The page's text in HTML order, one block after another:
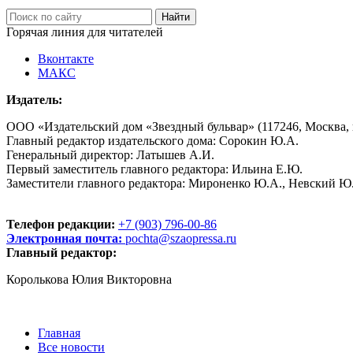
Горячая линия для читателей
Вконтакте
МАКС
Издатель:
ООО «Издательский дом «Звездный бульвар» (117246,
Главный редактор издательского дома: Сорокин Ю.А.
Генеральный директор: Латышев А.И.
Первый заместитель главного редактора: Ильина Е.Ю.
Заместители главного редактора: Мироненко Ю.А.,
Телефон редакции: +7 (903) 796-00-86
Электронная почта: pochta@szaopressa.ru
Главный редактор:
Королькова Юлия Викторовна
Главная
Все новости